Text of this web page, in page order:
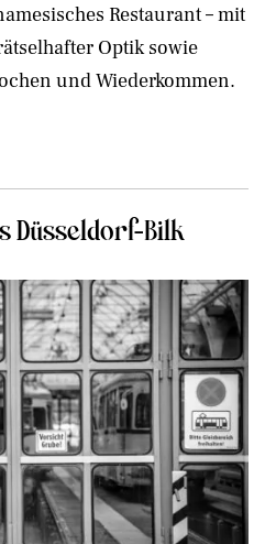
Restaurant – mit
Optik sowie
und Wiederkommen.
Düsseldorf-Bilk